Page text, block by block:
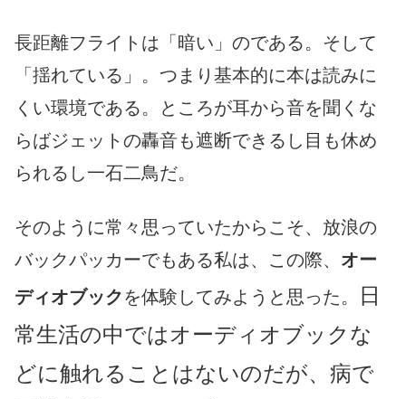
長距離フライトは「暗い」のである。そして
「揺れている」。つまり基本的に本は読みに
くい環境である。ところが耳から音を聞くな
らばジェットの轟音も遮断できるし目も休め
られるし一石二鳥だ。
そのように常々思っていたからこそ、放浪の
バックパッカーでもある私は、この際、 オー
ディオブックを体験してみようと思った。
日
常生活の中ではオーディオブックな
どに触れることはないのだが、病で